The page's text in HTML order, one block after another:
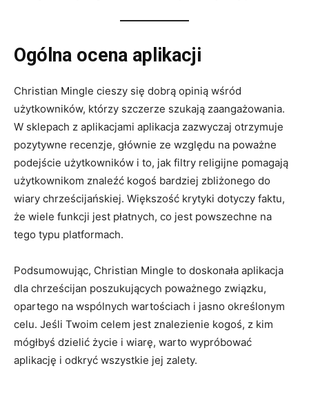
Ogólna ocena aplikacji
Christian Mingle cieszy się dobrą opinią wśród
użytkowników, którzy szczerze szukają zaangażowania.
W sklepach z aplikacjami aplikacja zazwyczaj otrzymuje
pozytywne recenzje, głównie ze względu na poważne
podejście użytkowników i to, jak filtry religijne pomagają
użytkownikom znaleźć kogoś bardziej zbliżonego do
wiary chrześcijańskiej. Większość krytyki dotyczy faktu,
że wiele funkcji jest płatnych, co jest powszechne na
tego typu platformach.
Podsumowując, Christian Mingle to doskonała aplikacja
dla chrześcijan poszukujących poważnego związku,
opartego na wspólnych wartościach i jasno określonym
celu. Jeśli Twoim celem jest znalezienie kogoś, z kim
mógłbyś dzielić życie i wiarę, warto wypróbować
aplikację i odkryć wszystkie jej zalety.